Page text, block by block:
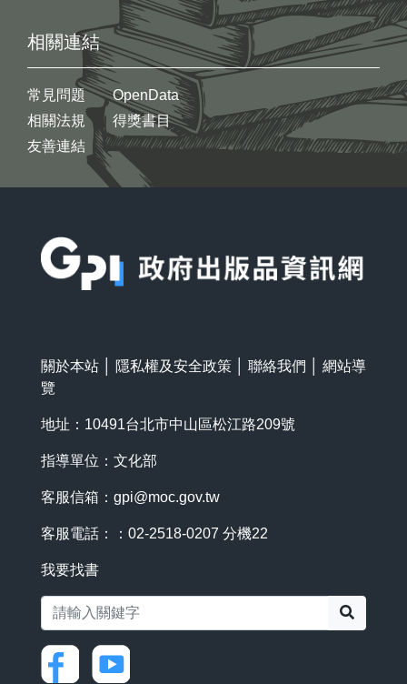
相關連結
常見問題
相關法規
友善連結
OpenData
得獎書目
關於本站 隱私權及安全政策 聯絡我們
網站導
覽
地址：10491台北市中山區松江路209號
指導單位：文化部
客服信箱： gpi@moc.gov.tw
客服電話：：02-2518-0207 分機22
我要找書